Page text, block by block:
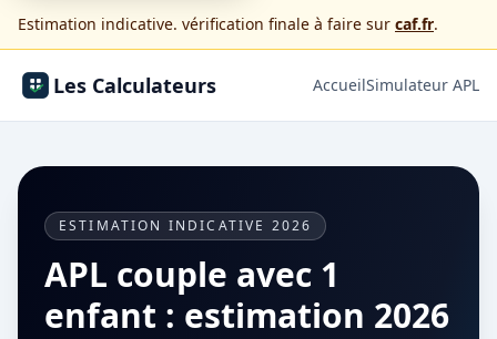
Estimation indicative. vérification finale à faire sur caf.fr.
Les Calculateurs AccueilSimulateur APL
ESTIMATION INDICATIVE 2026
APL couple avec 1
enfant : estimation 2026